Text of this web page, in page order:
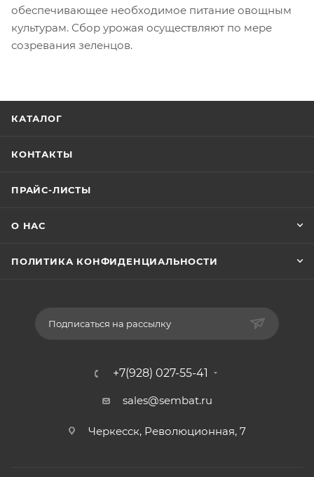
обеспечивающее необходимое питание овощным
культурам. Сбор урожая осуществляют по мере
созревания зеленцов.
КАТАЛОГ
КОНТАКТЫ
ПРАЙС-ЛИСТЫ
О НАС
ПОЛИТИКА КОНФИДЕНЦИАЛЬНОСТИ
Подписаться на рассылку
+7(928) 027-55-41
sales@sembat.ru
Черкесск, Революционная, 7